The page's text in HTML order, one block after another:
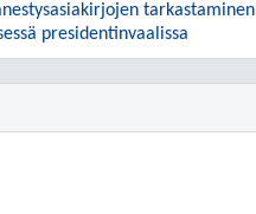
presidentinvaalissa